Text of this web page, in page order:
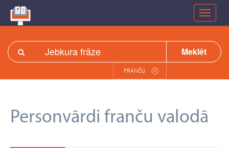
FRANČU
Meklēt
Personvārdi franču valodā